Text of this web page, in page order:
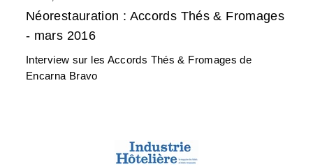
Néorestauration : Accords Thés & Fromages
- mars 2016
Interview sur les Accords Thés & Fromages de
Encarna Bravo